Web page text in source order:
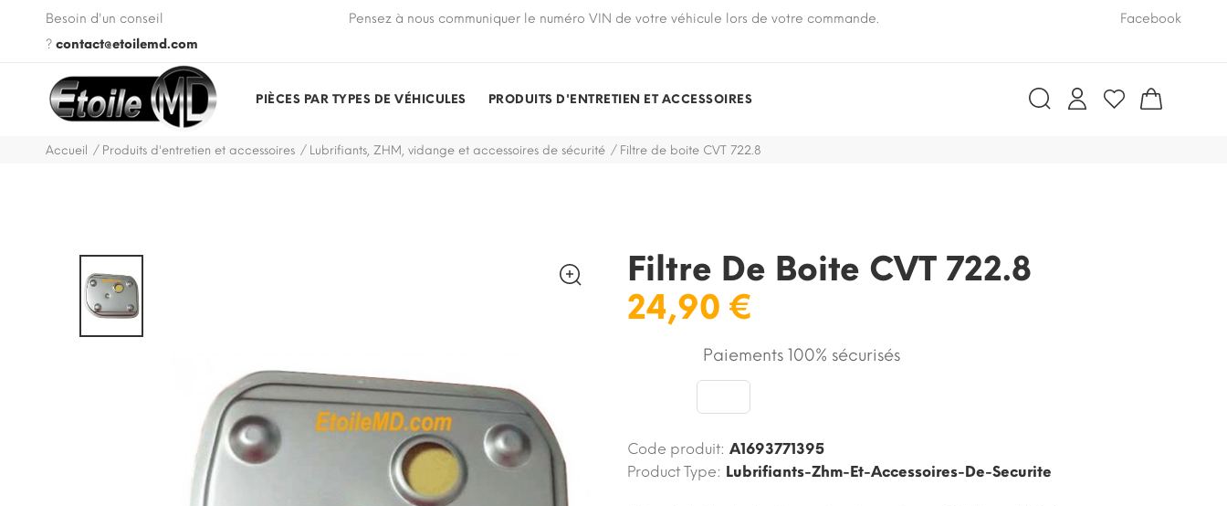
Besoin d'un conseil
? contact@etoilemd.com
VIN de votre véhicule lors de votre commande. Pensez à nous communiquer le numéro VIN de votre véhicule lors de votre commande. Pensez à nous communiquer le numéro VIN
Facebook
PIÈCES PAR TYPES DE VÉHICULES PRODUITS D'ENTRETIEN ET ACCESSOIRES
Accueil Produits d'entretien et accessoires Lubrifiants, ZHM, vidange et accessoires de sécurité Filtre de boite CVT 722.8
Filtre De Boite CVT 722.8
24,90 €
Paiements 100% sécurisés
Code produit: A1693771395
Product Type: Lubrifiants-Zhm-Et-Accessoires-De-Securite